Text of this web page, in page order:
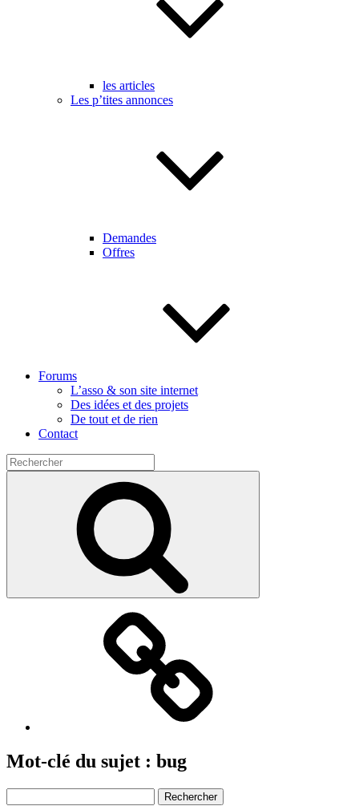
les articles
Les p’tites annonces
Demandes
Offres
Forums
L’asso & son site internet
Des idées et des projets
De tout et de rien
Contact
Search
for:
Mot-clé du sujet : bug